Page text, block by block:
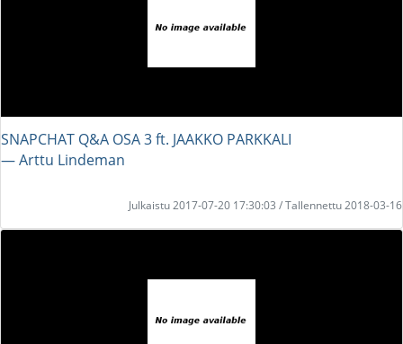
SNAPCHAT Q&A OSA 3 ft. JAAKKO PARKKALI
― Arttu Lindeman
Julkaistu 2017-07-20 17:30:03 / Tallennettu 2018-03-16